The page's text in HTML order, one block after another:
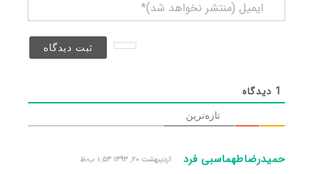
(منتشر
1 دیدگاه
تازه‌ترین
حمیدرضاطهماسبی فرد اردیبهشت ۲۰, ۱۳۹۳ ۱:۵۳ ب٫ظ